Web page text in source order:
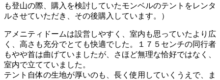
も登山の際、購入を検討していたモンベルのテントをレンタ
ルさせていただき、その後購入しています。）
アメニティドームは設営しやすく、室内も思っていたより広
く、高さも充分でとても快適でした。１７５センチの同行者
もやや首は曲げていましたが、さほど無理な恰好ではなく、
室内で立てていました。
テント自体の生地が厚いのも、長く使用していくうえで、ま